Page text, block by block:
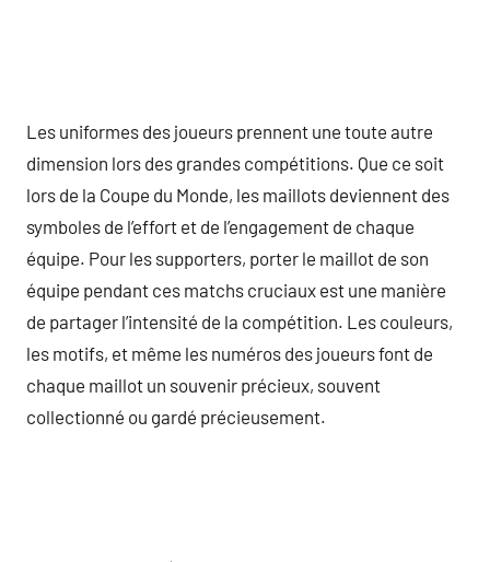
Les uniformes des joueurs prennent une toute autre
dimension lors des grandes compétitions. Que ce soit
lors de la Coupe du Monde, les maillots deviennent des
symboles de l’effort et de l’engagement de chaque
équipe. Pour les supporters, porter le maillot de son
équipe pendant ces matchs cruciaux est une manière
de partager l’intensité de la compétition. Les couleurs,
les motifs, et même les numéros des joueurs font de
chaque maillot un souvenir précieux, souvent
collectionné ou gardé précieusement.